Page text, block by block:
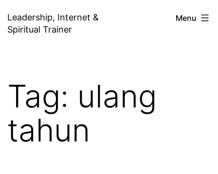
to
Leadership, Internet &
Spiritual Trainer
Menu
Tag: ulang
tahun